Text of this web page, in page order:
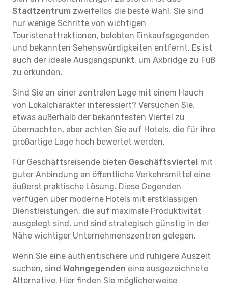
Stadtzentrum zweifellos die beste Wahl. Sie sind
nur wenige Schritte von wichtigen
Touristenattraktionen, belebten Einkaufsgegenden
und bekannten Sehenswürdigkeiten entfernt. Es ist
auch der ideale Ausgangspunkt, um Axbridge zu Fuß
zu erkunden.
Sind Sie an einer zentralen Lage mit einem Hauch
von Lokalcharakter interessiert? Versuchen Sie,
etwas außerhalb der bekanntesten Viertel zu
übernachten, aber achten Sie auf Hotels, die für ihre
großartige Lage hoch bewertet werden.
Für Geschäftsreisende bieten Geschäftsviertel mit
guter Anbindung an öffentliche Verkehrsmittel eine
äußerst praktische Lösung. Diese Gegenden
verfügen über moderne Hotels mit erstklassigen
Dienstleistungen, die auf maximale Produktivität
ausgelegt sind, und sind strategisch günstig in der
Nähe wichtiger Unternehmenszentren gelegen.
Wenn Sie eine authentischere und ruhigere Auszeit
suchen, sind Wohngegenden eine ausgezeichnete
Alternative. Hier finden Sie möglicherweise